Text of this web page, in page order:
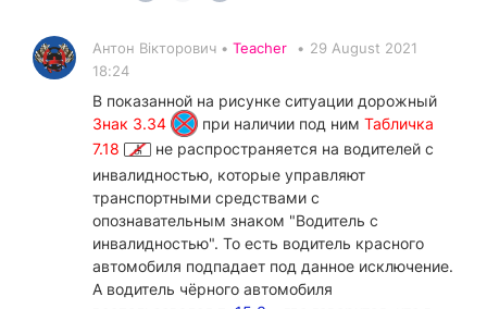
Антон Вікторович • Teacher • 29 August 2021
18:24
В показанной на рисунке ситуации дорожный
Знак 3.34
при наличии под ним Табличка
7.18
не распространяется на водителей с
инвалидностью, которые управляют
транспортными средствами с
опознавательным знаком "Водитель с
инвалидностью". То есть водитель красного
автомобиля подпадает под данное исключение.
А водитель чёрного автомобиля